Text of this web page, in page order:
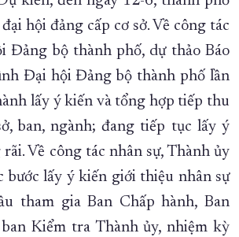
hội đảng cấp cơ sở. Về công tác
Đảng bộ thành phố, dự thảo Báo
Đại hội Đảng bộ thành phố lần
lấy ý kiến và tổng hợp tiếp thu
ban, ngành; đang tiếp tục lấy ý
Về công tác nhân sự, Thành ủy
bước lấy ý kiến giới thiệu nhân sự
tham gia Ban Chấp hành, Ban
Kiểm tra Thành ủy, nhiệm kỳ